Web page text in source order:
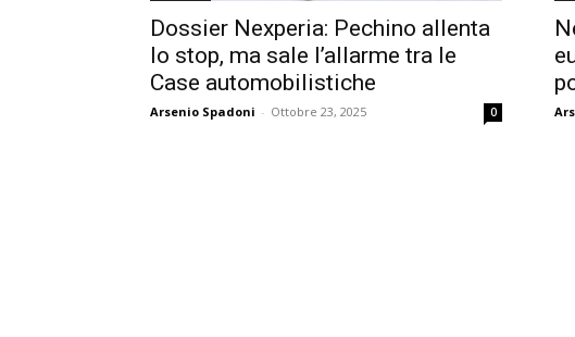
Dossier Nexperia: Pechino allenta
lo stop, ma sale l’allarme tra le
Case automobilistiche
Arsenio Spadoni - Ottobre 23, 2025 0